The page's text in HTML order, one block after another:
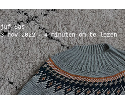
juf Sas
3 nov 2022
4 minuten om te lezen